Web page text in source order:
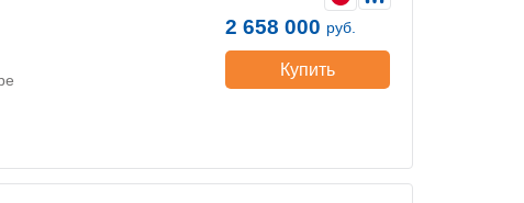
2 658 000 руб.
Купить